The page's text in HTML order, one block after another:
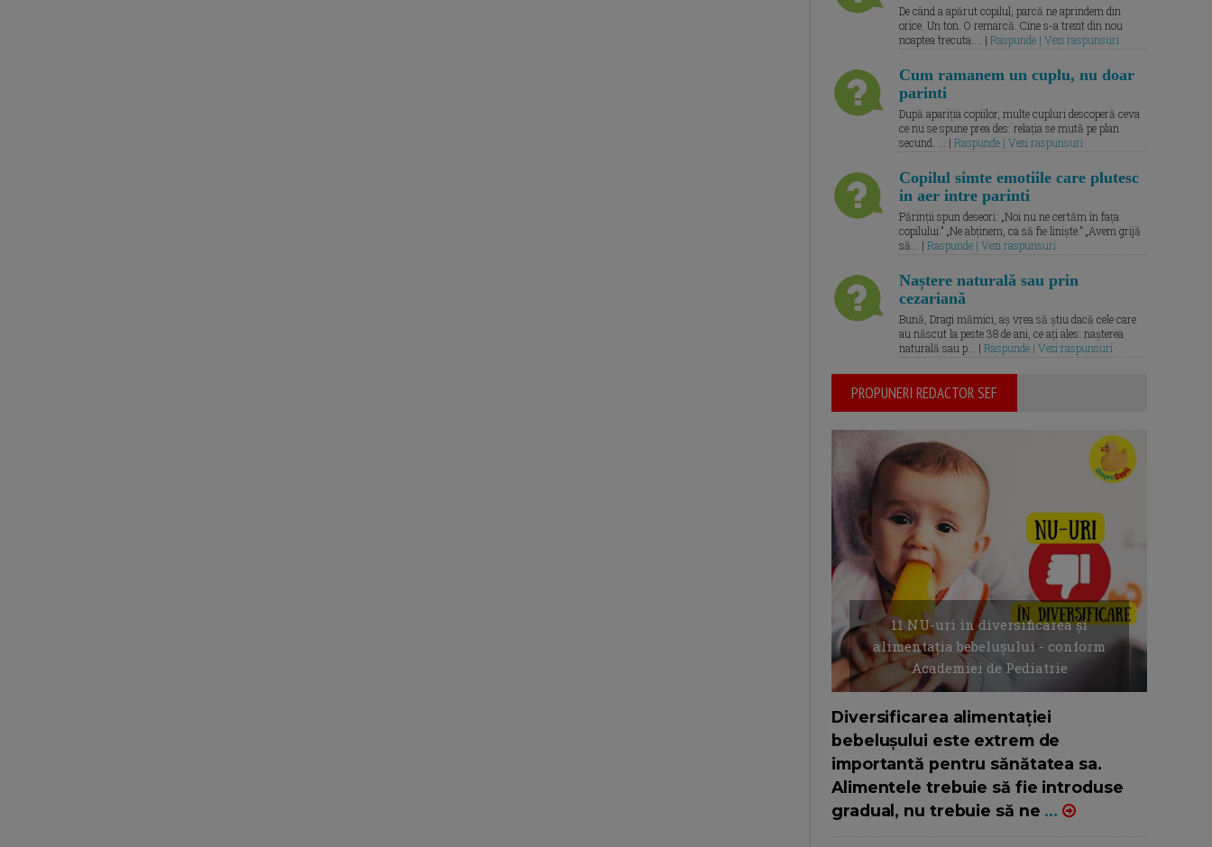
De când a apărut copilul, parcă ne aprindem din
orice. Un ton. O remarcă. Cine s-a trezit din nou
noaptea trecuta.... | Raspunde | Vezi raspunsuri
Cum ramanem un cuplu, nu doar
parinti
După apariția copiilor, multe cupluri descoperă ceva
ce nu se spune prea des: relația se mută pe plan
secund. ... | Raspunde | Vezi raspunsuri
Copilul simte emotiile care plutesc
in aer intre parinti
Părinții spun deseori: „Noi nu ne certăm în fața
copilului.” „Ne abținem, ca să fie liniște.” „Avem grijă
să... | Raspunde | Vezi raspunsuri
Naștere naturală sau prin
cezariană
Bună, Dragi mămici, aș vrea să știu dacă cele care
au născut la peste 38 de ani, ce ați ales: nașterea
naturală sau p... | Raspunde | Vezi raspunsuri
PROPUNERI REDACTOR SEF
11 NU-uri in diversificarea și
alimentația bebelușului - conform
Academiei de Pediatrie
Diversificarea alimentației
bebelușului este extrem de
importantă pentru sănătatea sa.
Alimentele trebuie să fie introduse
gradual, nu trebuie să ne ...